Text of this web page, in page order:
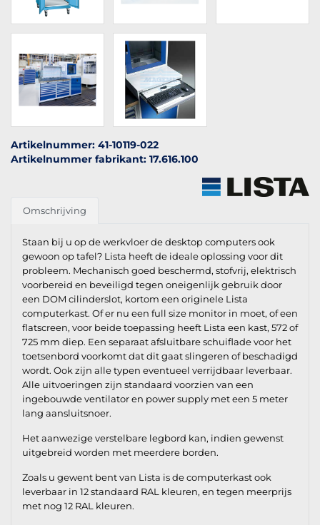
Artikelnummer: 41-10119-022
Artikelnummer fabrikant: 17.616.100
Omschrijving
Staan bij u op de werkvloer de desktop computers ook
gewoon op tafel? Lista heeft de ideale oplossing voor dit
probleem. Mechanisch goed beschermd, stofvrij, elektrisch
voorbereid en beveiligd tegen oneigenlijk gebruik door
een DOM cilinderslot, kortom een originele Lista
computerkast. Of er nu een full size monitor in moet, of een
flatscreen, voor beide toepassing heeft Lista een kast, 572 of
725 mm diep. Een separaat afsluitbare schuiflade voor het
toetsenbord voorkomt dat dit gaat slingeren of beschadigd
wordt. Ook zijn alle typen eventueel verrijdbaar leverbaar.
Alle uitvoeringen zijn standaard voorzien van een
ingebouwde ventilator en power supply met een 5 meter
lang aansluitsnoer.
Het aanwezige verstelbare legbord kan, indien gewenst
uitgebreid worden met meerdere borden.
Zoals u gewent bent van Lista is de computerkast ook
leverbaar in 12 standaard RAL kleuren, en tegen meerprijs
met nog 12 RAL kleuren.